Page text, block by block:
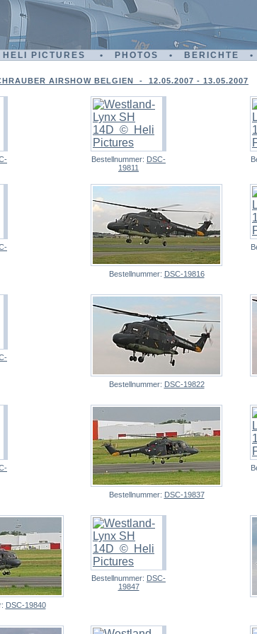
HELI PICTURES • PHOTOS • BERICHTE •
AIRSHOW BELGIEN - 12.05.2007 - 13.05.2007
Bestellnummer: DSC-
19811
Bestellnummer: DSC-19816
Bestellnummer: DSC-19822
Bestellnummer: DSC-19837
DSC-19840
Bestellnummer: DSC-
19847